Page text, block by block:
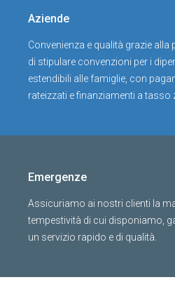
Aziende
Convenienza e qualità grazie alla
di stipulare convenzioni per i
estendibili alle famiglie, con
rateizzati e finanziamenti a tasso
Emergenze
Assicuriamo ai nostri clienti la
tempestività di cui disponiamo,
un servizio rapido e di qualità.